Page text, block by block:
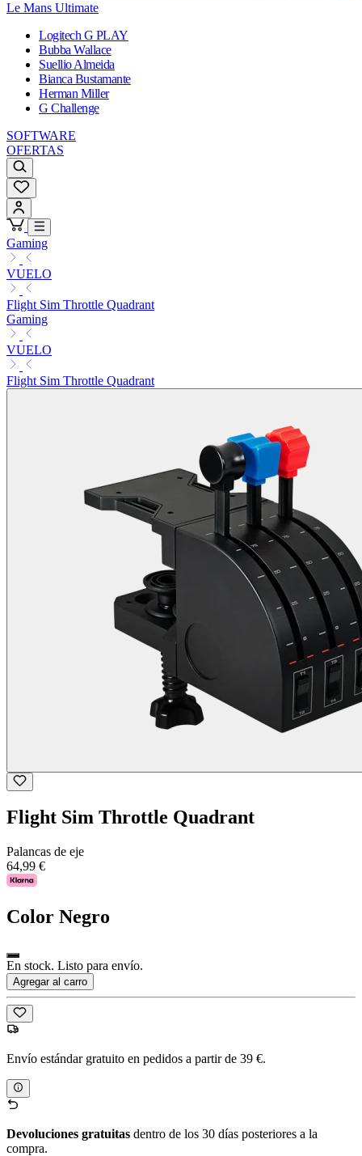
Le Mans Ultimate
Logitech G PLAY
Bubba Wallace
Suellio Almeida
Bianca Bustamante
Herman Miller
G Challenge
SOFTWARE
OFERTAS
Gaming
VUELO
Flight Sim Throttle Quadrant
Gaming
VUELO
Flight Sim Throttle Quadrant
Flight Sim Throttle Quadrant
Palancas de eje
64,99 €
Color Negro
En stock. Listo para envío.
Agregar al carro
Envío estándar gratuito en pedidos a partir de 39 €.
Devoluciones gratuitas dentro de los 30 días posteriores a la
compra.